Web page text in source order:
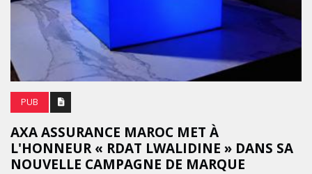
PUB
AXA ASSURANCE MAROC MET À
L'HONNEUR « RDAT LWALIDINE » DANS SA
NOUVELLE CAMPAGNE DE MARQUE